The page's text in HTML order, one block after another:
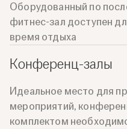
Оборудованный по
фитнес-зал доступен
время отдыха
Конференц-залы
Идеальное место для
мероприятий,
комплектом